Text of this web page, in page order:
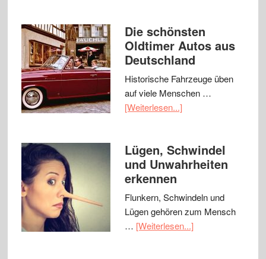
Die schönsten
Oldtimer Autos aus
Deutschland
Historische Fahrzeuge üben
auf viele Menschen …
[Weiterlesen...]
Lügen, Schwindel
und Unwahrheiten
erkennen
Flunkern, Schwindeln und
Lügen gehören zum Mensch
… [Weiterlesen...]